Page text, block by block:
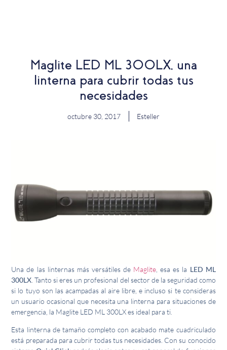
Maglite LED ML 300LX, una
linterna para cubrir todas tus
necesidades
octubre 30, 2017 Esteller
Una de las linternas más versátiles de Maglite , esa es la LED ML
300LX . Tanto si eres un profesional del sector de la seguridad como
si lo tuyo son las acampadas al aire libre, e incluso si te consideras
un usuario ocasional que necesita una linterna para situaciones de
emergencia, la Maglite LED ML 300LX es ideal para ti.
Esta linterna de tamaño completo con acabado mate cuadriculado
está preparada para cubrir todas tus necesidades. Con su conocido